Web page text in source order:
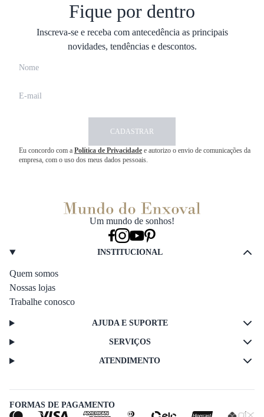
Fique por dentro
Inscreva-se e receba com antecedência as principais
novidades, tendências e descontos.
CADASTRAR
Eu concordo com a Política de Privacidade e autorizo o envio de comunicações da
empresa, com o uso dos meus dados pessoais.
Um mundo de sonhos!
INSTITUCIONAL
Quem somos
Nossas lojas
Trabalhe conosco
AJUDA E SUPORTE
SERVIÇOS
ATENDIMENTO
FORMAS DE PAGAMENTO